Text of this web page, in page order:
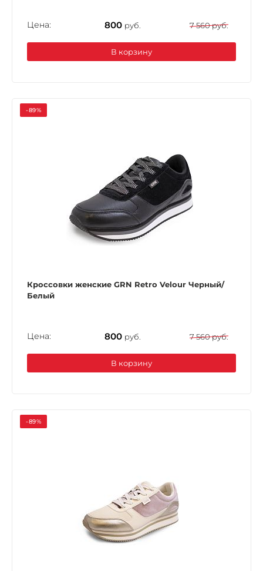
Цена: 800 руб. 7 560 руб.
В корзину
-89%
Кроссовки женские GRN Retro Velour Черный/
Белый
Цена: 800 руб. 7 560 руб.
В корзину
-89%